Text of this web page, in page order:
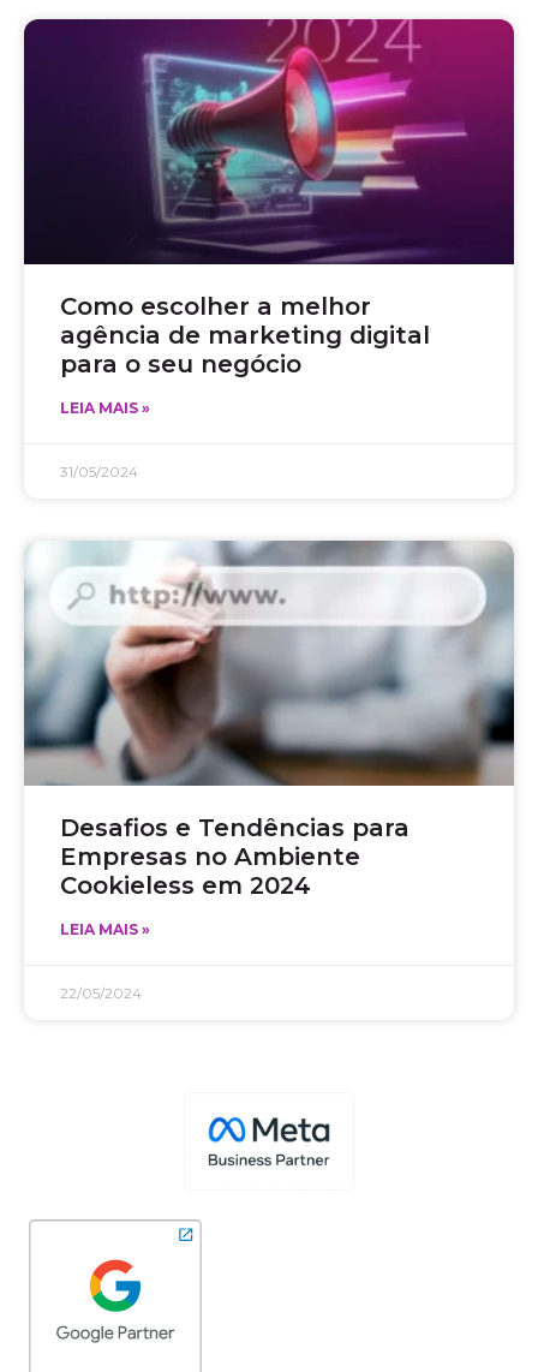
Como escolher a melhor
agência de marketing digital
para o seu negócio
LEIA MAIS »
31/05/2024
Desafios e Tendências para
Empresas no Ambiente
Cookieless em 2024
LEIA MAIS »
22/05/2024